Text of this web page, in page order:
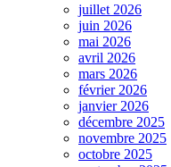
juillet 2026
juin 2026
mai 2026
avril 2026
mars 2026
février 2026
janvier 2026
décembre 2025
novembre 2025
octobre 2025